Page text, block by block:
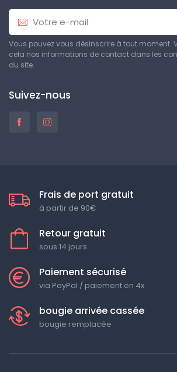
Vous pouvez vous désinscrire à tout moment.
cela nos informations de contact dans les
du site.
Suivez-nous
Frais de port gratuit
à partir de 90€
Retour gratuit
sous 14 jours
Paiement sécurisé
via PayPal / paiement en 4x
bougie arrivée cassée
bougie remplacée